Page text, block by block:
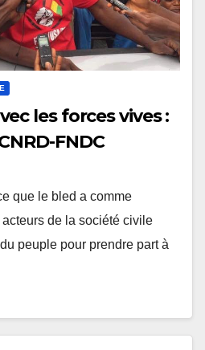
les forces vives :
FNDC
que le bled a comme
de la société civile
peuple pour prendre part à